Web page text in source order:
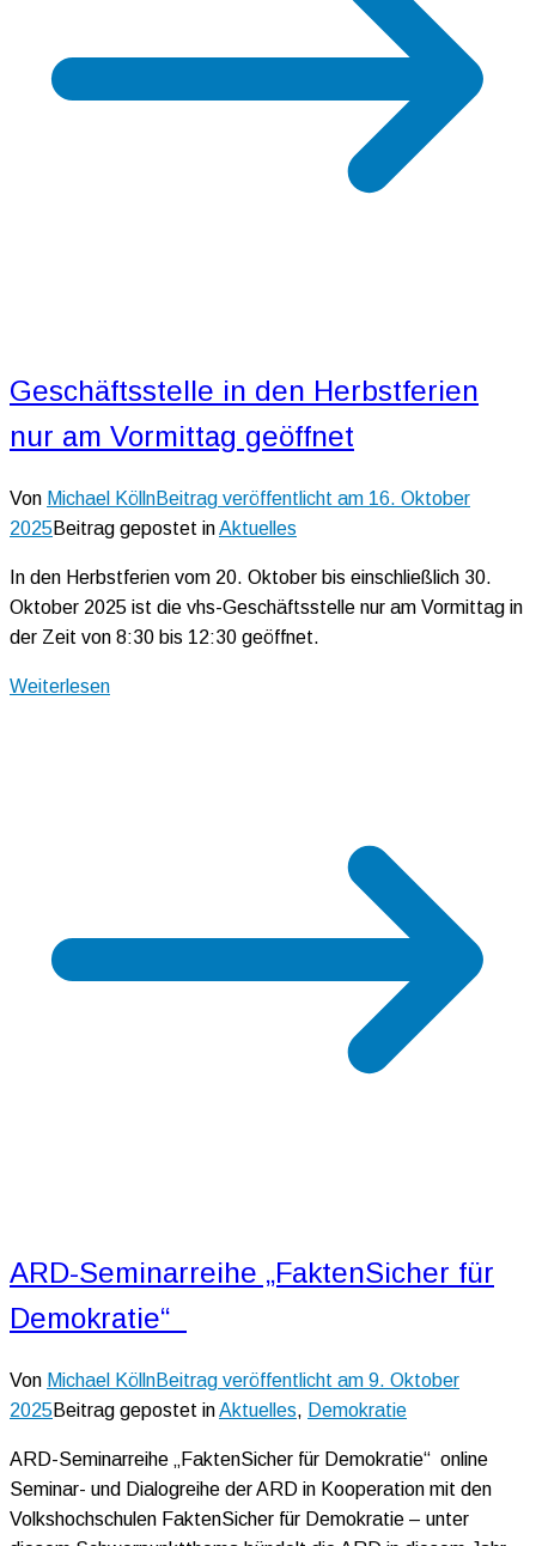
Geschäftsstelle in den Herbstferien
nur am Vormittag geöffnet
Von Michael KöllnBeitrag veröffentlicht am 16. Oktober
2025Beitrag gepostet inAktuelles
In den Herbstferien vom 20. Oktober bis einschließlich 30.
Oktober 2025 ist die vhs-Geschäftsstelle nur am Vormittag in
der Zeit von 8:30 bis 12:30 geöffnet.
Weiterlesen
ARD-Seminarreihe „FaktenSicher für
Demokratie“
Von Michael KöllnBeitrag veröffentlicht am 9. Oktober
2025Beitrag gepostet inAktuelles, Demokratie
ARD-Seminarreihe „FaktenSicher für Demokratie“ online
Seminar- und Dialogreihe der ARD in Kooperation mit den
Volkshochschulen FaktenSicher für Demokratie – unter